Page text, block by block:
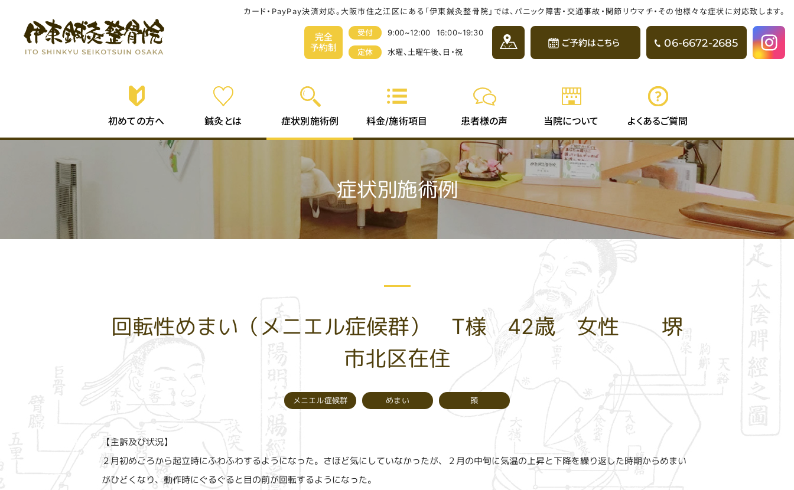
カード・PayPay決済対応。大阪市住之江区にある「伊東鍼灸整骨院」では、パニック障害・交通事故・関節リウマチ・その他様々な症状に対応致します。
完全
予約制
受付 9:00~12:00 16:00~19:30
定休 水曜、土曜午後、日・祝
ご予約はこちら 06-6672-2685
初めての方へ 鍼灸 とは 症状別施術例 料金/施術項目 患者様の声 当院について よくあるご質問
症状別施術例
回転性めまい（メニエル症候群） T様 42歳 女性 堺
市北区在住
メニエル症候群 めまい 頭
【主訴及び状況】
２月初めごろから起立時にふわふわするようになった。さほど気にしていなかったが、２月の中旬に気温の上昇と下降を繰り返した時期からめまい
がひどくなり、動作時にぐるぐると目の前が回転するようになった。